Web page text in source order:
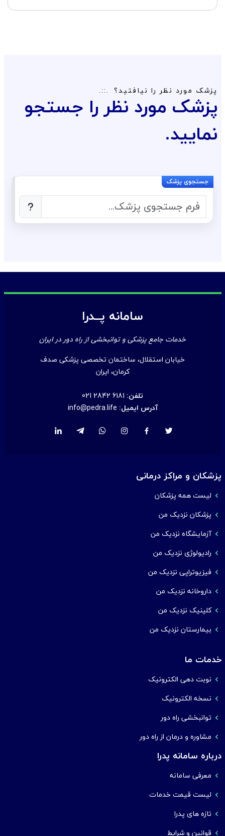
پزشک مورد نظر را نیافتید؟
پزشک مورد نظر را جستجو
نمایید.
سامانه پــدرا
خدمات جامع پزشکی و توانبخشی از راه دور در ایران
خیابان استقلال، ساختمان تخصصی پزشکی صدف
کرمان، ایران
تلفن: 021 2842 6181
آدرس ایمیل: info@pedra.life
پزشکان و مراکز درمانی
لیست همه پزشکان
پزشکان نزدیک من
آزمایشگاه نزدیک من
رادیولوژی نزدیک من
فیزیوتراپی نزدیک من
داروخانه نزدیک من
کلینیک نزدیک من
بیمارستان نزدیک من
خدمات ما
نوبت دهی الکترونیک
نسخه الکترونیک
توانبخشی راه دور
مشاوره و درمان از راه دور
درباره سامانه پدرا
معرفی سامانه
لیست قیمت خدمات
تازه های پدرا
قوانین و شرایط